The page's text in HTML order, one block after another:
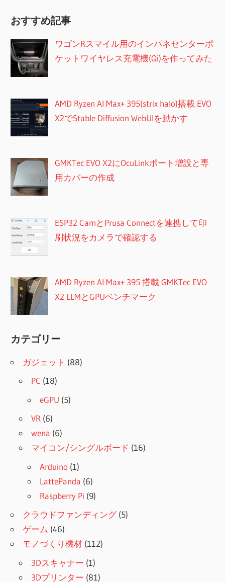
オンとSK2とスキン
チェッカーで実
おすすめ記事
ワゴンRスマイル用のインパネセンターポ
ケットワイヤレス充電機(Qi)を作ってみた
AMD Ryzen AI Max+ 395(strix halo)搭載 EVO
X2でStable Diffusion WebUIを動かす
GMKTec EVO X2にOcuLinkポート増設と専
用カバーの作成
ESP32 CamとPrusa Connectを連携して印
刷状況をカメラで確認する
AMD Ryzen AI Max+ 395 搭載 GMKTec EVO
X2 LLMとGPUベンチマーク
カテゴリー
ガジェット (88)
PC (18)
eGPU (5)
VR (6)
wena (6)
マイコン/シングルボード (16)
Arduino (1)
LattePanda (6)
Raspberry Pi (9)
クラウドファンディング(5)
ゲーム (46)
モノづくり機材 (112)
3Dスキャナー (1)
3Dプリンター (81)